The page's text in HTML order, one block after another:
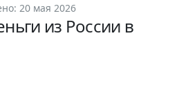
20 мая 2026
из России в